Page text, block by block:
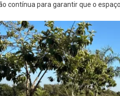
contínua para garantir que o